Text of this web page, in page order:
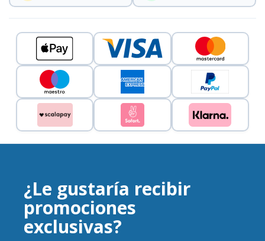
¿Le gustaría recibir
promociones
exclusivas?